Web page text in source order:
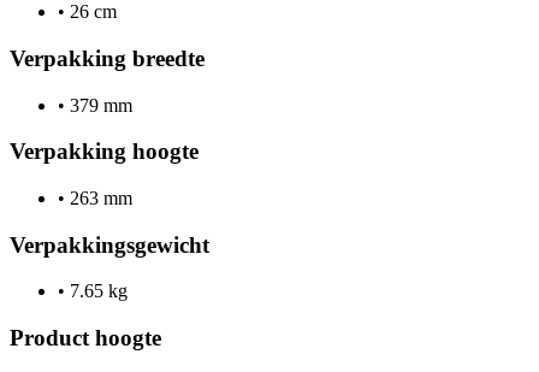
• 26 cm
Verpakking breedte
• 379 mm
Verpakking hoogte
• 263 mm
Verpakkingsgewicht
• 7.65 kg
Product hoogte